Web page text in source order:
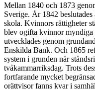
Mellan 1840 och 1873
Sverige. År 1842
skola. Kvinnors rättigheter
blev ogifta kvinnor myndiga
utvecklades genom
Enskilda Bank. Och 1865
system i grunden när
tvåkammarriksdag. Trots
fortfarande mycket
orättvisor fanns kvar i